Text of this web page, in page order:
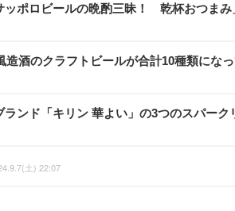
ッポロビールの晩酌三昧！ 乾杯おつまみ
造酒のクラフトビールが合計10種類にな
ンド「キリン 華よい」の3つのスパーク
土) 22:07